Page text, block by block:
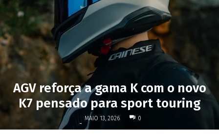
AGV reforça a gama K com o novo
K7 pensado para sport touring
- MAIO 13, 2026 0